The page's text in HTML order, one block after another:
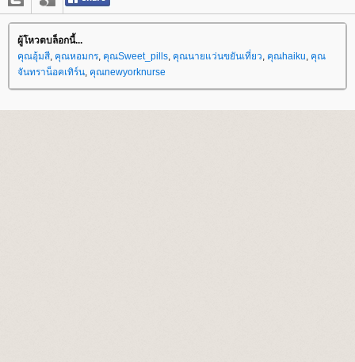
ผู้โหวตบล็อกนี้...
คุณอุ้มสี, คุณหอมกร, คุณSweet_pills, คุณนายแว่นขยันเที่ยว, คุณhaiku, คุณ
จันทราน็อคเทิร์น, คุณnewyorknurse